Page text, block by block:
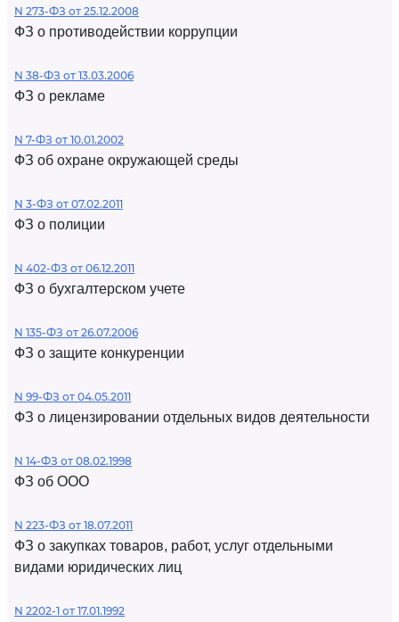
N 273-ФЗ от 25.12.2008
ФЗ о противодействии коррупции
N 38-ФЗ от 13.03.2006
ФЗ о рекламе
N 7-ФЗ от 10.01.2002
ФЗ об охране окружающей среды
N 3-ФЗ от 07.02.2011
ФЗ о полиции
N 402-ФЗ от 06.12.2011
ФЗ о бухгалтерском учете
N 135-ФЗ от 26.07.2006
ФЗ о защите конкуренции
N 99-ФЗ от 04.05.2011
ФЗ о лицензировании отдельных видов деятельности
N 14-ФЗ от 08.02.1998
ФЗ об ООО
N 223-ФЗ от 18.07.2011
ФЗ о закупках товаров, работ, услуг отдельными
видами юридических лиц
N 2202-1 от 17.01.1992